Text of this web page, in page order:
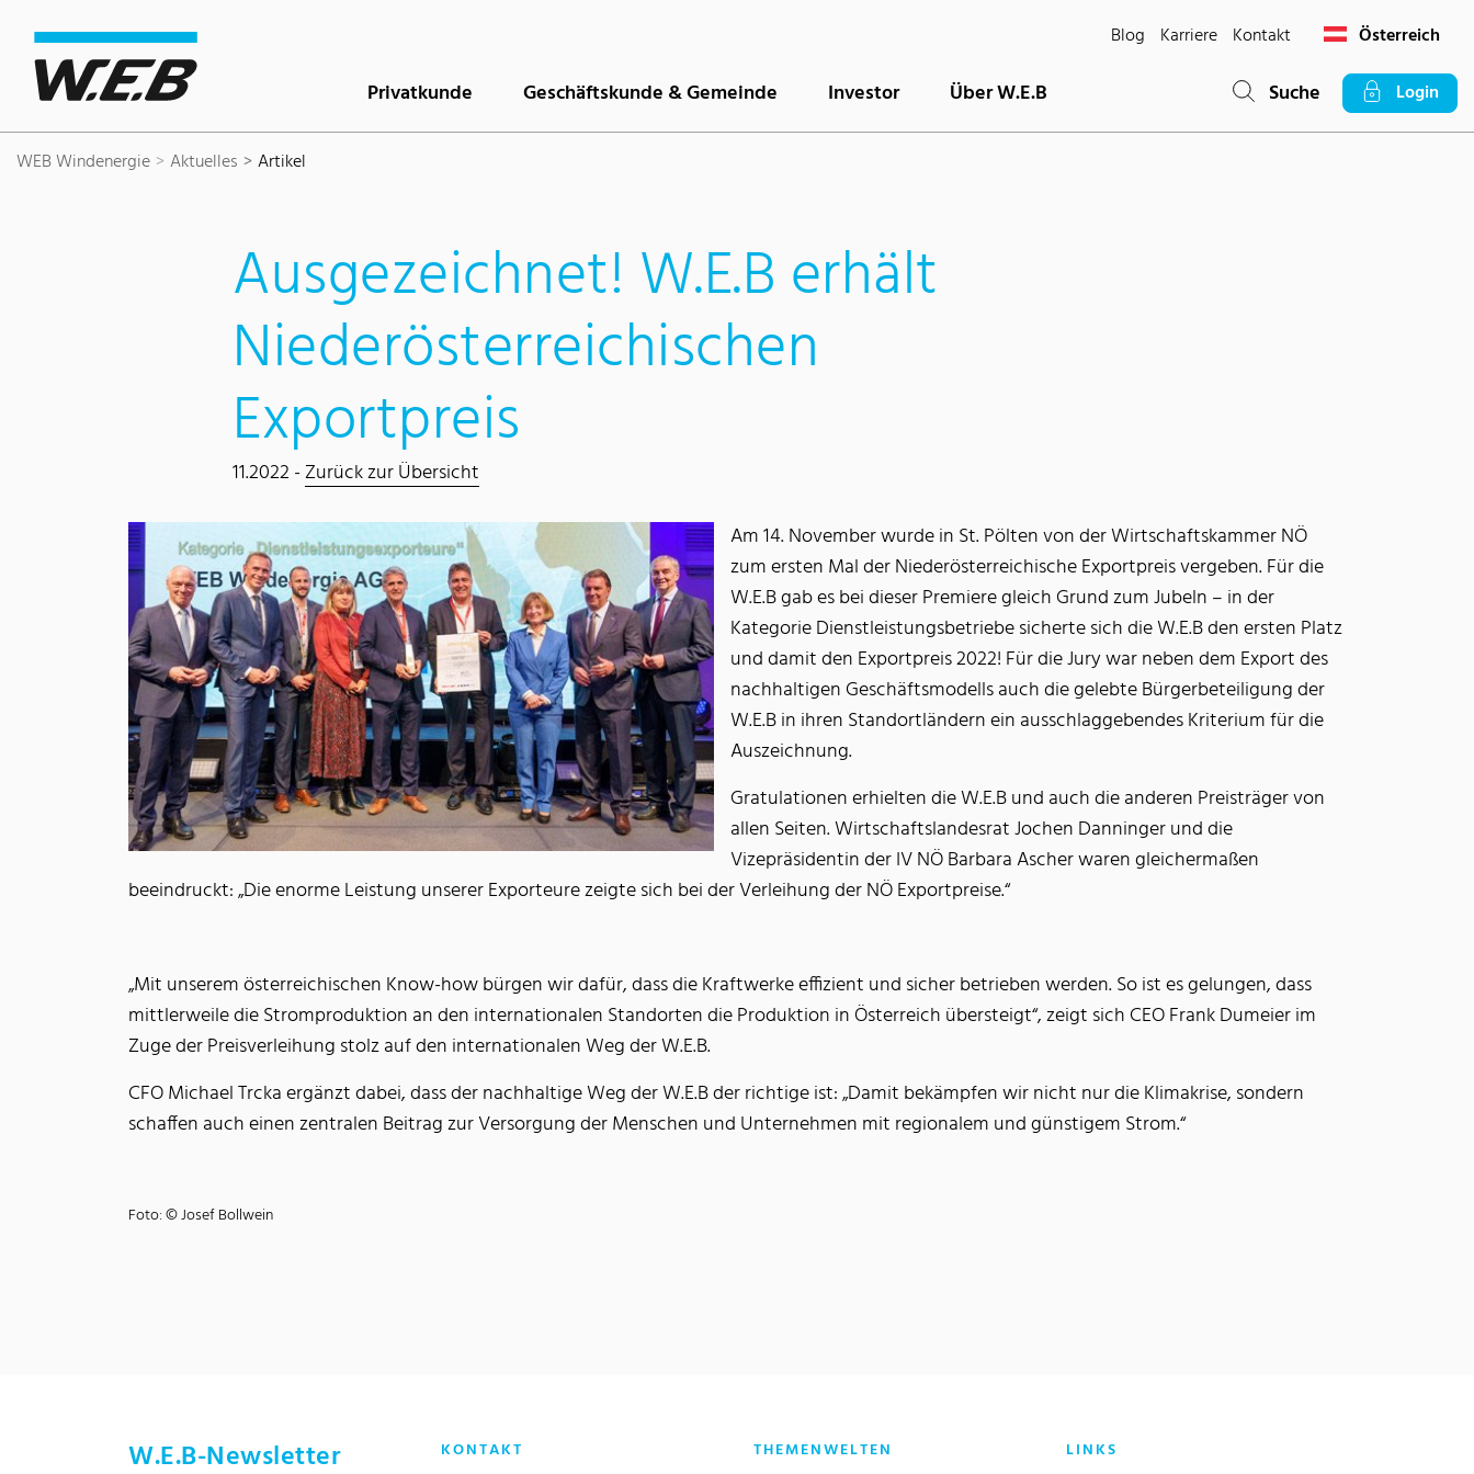
Blog Karriere Kontakt Österreich
Privatkunde Geschäftskunde & Gemeinde Investor Über W.E.B Suche Login
WEB Windenergie Aktuelles Artikel
Ausgezeichnet! W.E.B erhält
Niederösterreichischen
Exportpreis
11.2022 -Zurück zur Übersicht
Am 14. November wurde in St. Pölten von der Wirtschaftskammer NÖ
zum ersten Mal der Niederösterreichische Exportpreis vergeben. Für die
W.E.B gab es bei dieser Premiere gleich Grund zum Jubeln – in der
Kategorie Dienstleistungsbetriebe sicherte sich die W.E.B den ersten Platz
und damit den Exportpreis 2022! Für die Jury war neben dem Export des
nachhaltigen Geschäftsmodells auch die gelebte Bürgerbeteiligung der
W.E.B in ihren Standortländern ein ausschlaggebendes Kriterium für die
Auszeichnung.
Gratulationen erhielten die W.E.B und auch die anderen Preisträger von
allen Seiten. Wirtschaftslandesrat Jochen Danninger und die
Vizepräsidentin der IV NÖ Barbara Ascher waren gleichermaßen
beeindruckt: „Die enorme Leistung unserer Exporteure zeigte sich bei der Verleihung der NÖ Exportpreise.“
„Mit unserem österreichischen Know-how bürgen wir dafür, dass die Kraftwerke effizient und sicher betrieben werden. So ist es gelungen, dass
mittlerweile die Stromproduktion an den internationalen Standorten die Produktion in Österreich übersteigt“, zeigt sich CEO Frank Dumeier im
Zuge der Preisverleihung stolz auf den internationalen Weg der W.E.B.
CFO Michael Trcka ergänzt dabei, dass der nachhaltige Weg der W.E.B der richtige ist: „Damit bekämpfen wir nicht nur die Klimakrise, sondern
schaffen auch einen zentralen Beitrag zur Versorgung der Menschen und Unternehmen mit regionalem und günstigem Strom.“
Foto: © Josef Bollwein
W.E.B-Newsletter KONTAKT THEMENWELTEN LINKS